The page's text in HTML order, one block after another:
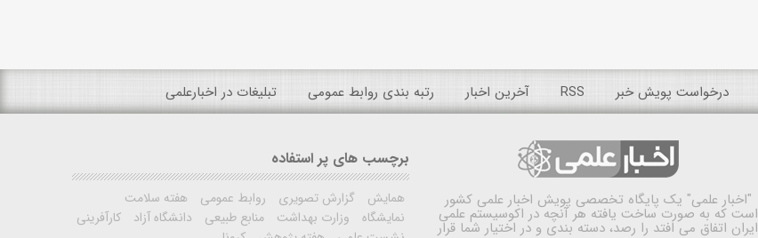
درخواست پویش خبر RSS آخرین اخبار رتبه بندی روابط عمومی تبلیغات در اخبارعلمی
"اخبار علمی" یک پایگاه تخصصی پویش اخبار علمی کشور
است که به صورت ساخت یافته هر آنچه در اکوسیستم علمی
ایران اتفاق می افتد را رصد، دسته بندی و در اختیار شما قرار
برچسب های پر استفاده
همایش گزارش تصویری روابط عمومی
هفته سلامت
نمایشگاه
وزارت بهداشت منابع طبیعی دانشگاه آزاد
کارآفرینی